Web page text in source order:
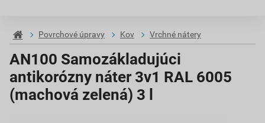
Povrchové úpravy Kov Vrchné nátery
AN100 Samozákladujúci
antikorózny náter 3v1 RAL 6005
(machová zelená) 3 l